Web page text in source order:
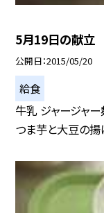
5月19日の献立
公開日 2015/05/20
給食
牛乳 ジャージャ
つま芋と大豆の揚